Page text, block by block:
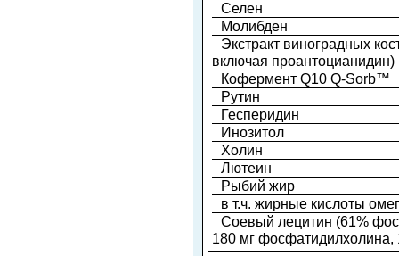
Селен
Молибден
Экстракт виноградных
включая проантоцианидин)
Кофермент Q10 Q-Sorb™
Рутин
Гесперидин
Инозитол
Холин
Лютеин
Рыбий жир
в т.ч. жирные кислоты
Соевый лецитин (61%
180 мг